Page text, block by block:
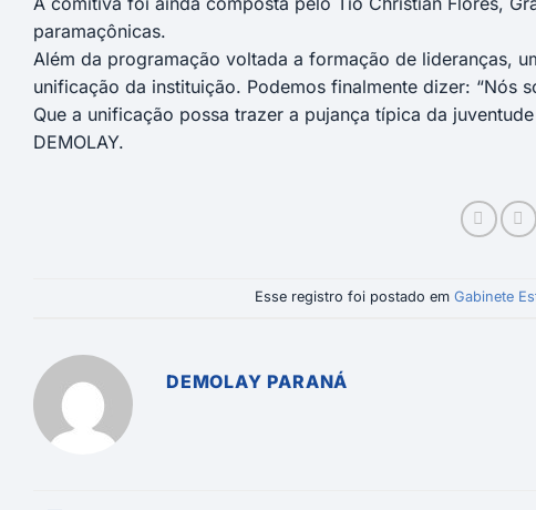
paramaçônicas.
Além da programação voltada a formação de lideranças,
unificação da instituição. Podemos finalmente dizer: “Nós
Que a unificação possa trazer a pujança típica da
DEMOLAY.
Esse registro foi postado em Gabinete
DEMOLAY PARANÁ